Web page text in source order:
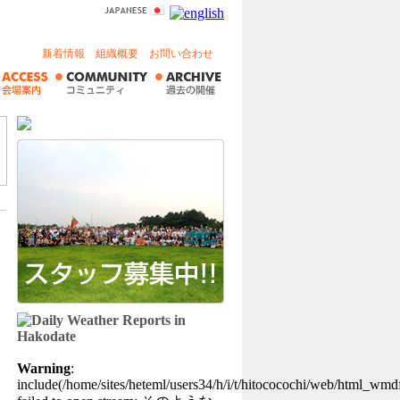
新着情報 組織概要 お問い合わせ
Warning:
include(/home/sites/heteml/users34/h/i/t/hitococochi/web/